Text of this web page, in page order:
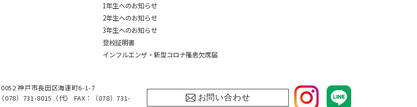
1年生へのお知らせ
2年生へのお知らせ
3年生へのお知らせ
登校証明書
インフルエンザ・新型コロナ罹患欠席届
神戸市長田区海運町6-1-7
078）731-8015（代） FAX：（078）731-
お問い合わせ